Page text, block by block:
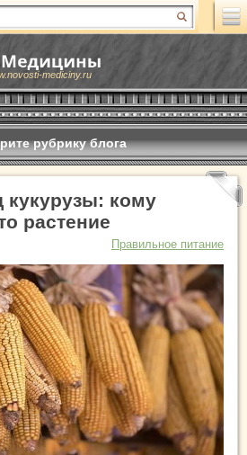
mediciny.ru
рубрику блога
кукурузы: кому
растение
Правильное питание